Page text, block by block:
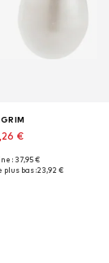
€
One Size
: 37,95 €
bas :23,92 €